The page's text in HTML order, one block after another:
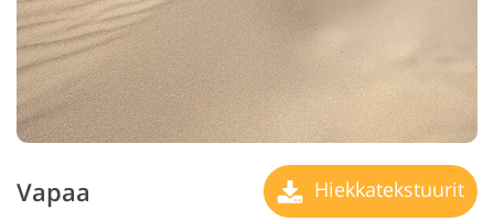
Vapaa Hiekkatekstuurit